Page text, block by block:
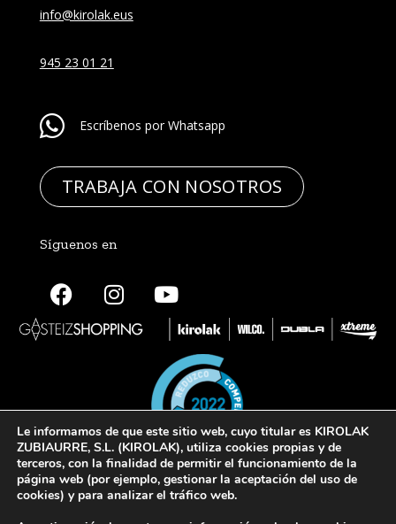
info@kirolak.eus
945 23 01 21
Escríbenos por Whatsapp
TRABAJA CON NOSOTROS
Síguenos en
Le informamos de que este sitio web, cuyo titular es KIROLAK
ZUBIAURRE, S.L. (KIROLAK), utiliza cookies propias y de
terceros, con la finalidad de permitir el funcionamiento de la
página web (por ejemplo, gestionar la aceptación del uso de
cookies) y para analizar el tráfico web.